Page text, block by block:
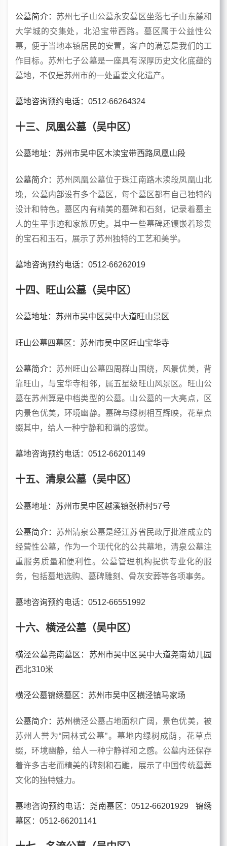
公墓简介： 苏州七子山公墓永安墓区坐落七子山东麓和
大学城的交集处，北沿宝带西路。墓区属于公益性公
墓，便于当地本镇居民的安置，客户的满意是我们的工
作目标。苏州七子公墓是一座具有深厚历史文化底蕴的
墓地，不仅是苏州市的一处重要文化遗产。
墓地咨询预约电话：0512-66264324
十三、凤凰公墓（吴中区）
公墓地址：苏州市吴中区木渎宝带西路凤凰山段
公墓简介： 苏州凤凰公墓位于珠江南路木渎段凤凰山北
堍，公墓内部设有多个墓区，每个墓区都有自己独特的
设计和特色。墓区内有精美的墓碑和石刻，记录着墓主
人的生平事迹和家族历史。其中一些墓碑还镶嵌着珍贵
的宝石和玉石，展示了苏州独特的工艺和美学。
墓地咨询预约电话：0512-66262019
十四、旺山公墓（吴中区）
公墓地址：苏州市吴中区吴中大道旺山景区
旺山公墓四墓区：苏州市吴中区旺山宝华寺
公墓简介： 苏州旺山公墓四周群山围绕，风景优美，背
靠旺山，与宝华寺相邻，属五星级旺山风景区。旺山公
墓在苏州算是中档类型的公墓。山公墓的一大亮点，区
内景色优美，环境幽静。墓碑与绿树相互辉映，花草点
缀其中，给人一种宁静和和谐的感觉。
墓地咨询预约电话：0512-66201149
十五、清泉公墓（吴中区）
公墓地址：苏州市吴中区越溪镇张桥村57号
公墓简介： 苏州清泉公墓是经江苏省民政厅批准成立的
经营性公墓，作为一个现代化的公共墓地，清泉公墓注
重服务质量和便利性。公墓管理机构提供专业化的服
务，包括墓地选购、墓碑雕刻、骨灰安葬等各项事务。
墓地咨询预约电话：0512-66551992
十六、横泾公墓（吴中区）
横泾公墓尧南墓区：苏州市吴中区吴中大道尧南幼儿园
西北310米
横泾公墓锦绣墓区：苏州市吴中区横泾镇马家场
公墓简介：苏州横泾公墓占地面积广阔，景色优美，被
苏州人誉为“园林式公墓”。墓地内绿树成荫，花草点
缀，环境幽静，给人一种宁静祥和之感。公墓内还保存
着许多古老而精美的碑刻和石雕，展示了中国传统墓葬
文化的独特魅力。
墓地咨询预约电话：尧南墓区：0512-66201929 锦绣
墓区：0512-66201141